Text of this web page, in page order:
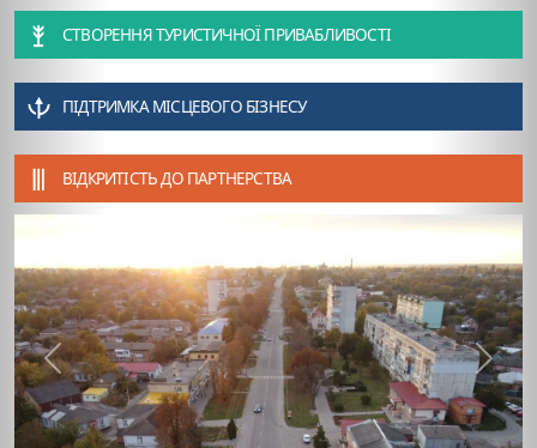
СТВОРЕННЯ ТУРИСТИЧНОЇ ПРИВАБЛИВОСТІ
ПІДТРИМКА МІСЦЕВОГО БІЗНЕСУ
ВІДКРИТІСТЬ ДО ПАРТНЕРСТВА
Previous Next